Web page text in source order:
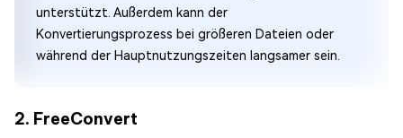
unterstützt. Außerdem kann der
Konvertierungsprozess bei größeren Dateien oder
während der Hauptnutzungszeiten langsamer sein.
2. FreeConvert